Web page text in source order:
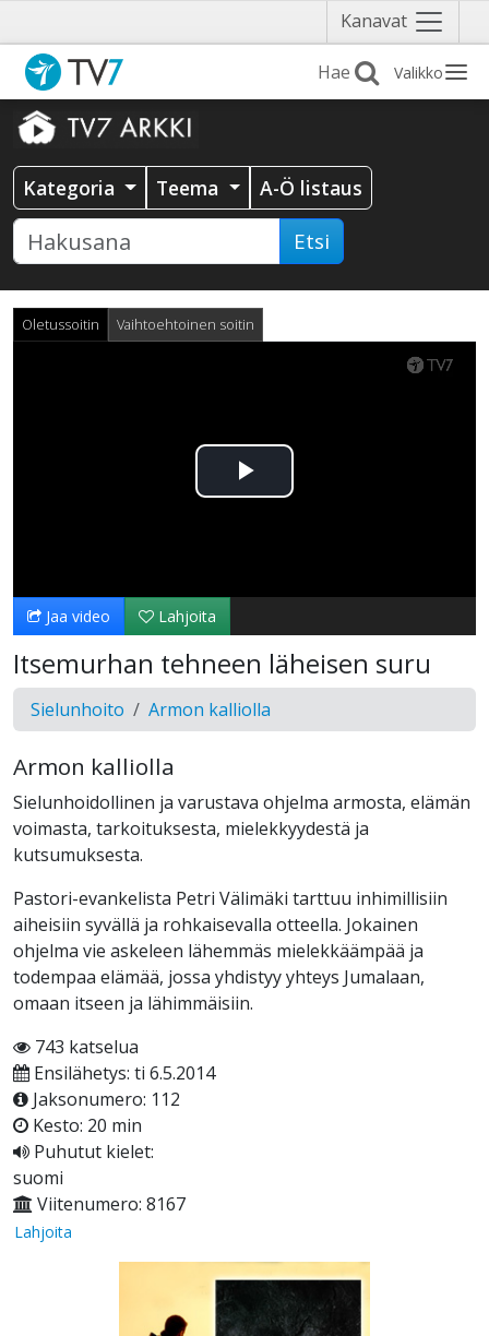
Kanavat Näytä
valikko
Valikko
Kategoria Teema A-Ö listaus
Etsi
Oletussoitin Vaihtoehtoinen soitin
Toista
Jaa video Lahjoita
Itsemurhan tehneen läheisen suru
Sielunhoito Armon kalliolla
Armon kalliolla
Sielunhoidollinen ja varustava ohjelma armosta, elämän
voimasta, tarkoituksesta, mielekkyydestä ja
kutsumuksesta.
Pastori-evankelista Petri Välimäki tarttuu inhimillisiin
aiheisiin syvällä ja rohkaisevalla otteella. Jokainen
ohjelma vie askeleen lähemmäs mielekkäämpää ja
todempaa elämää, jossa yhdistyy yhteys Jumalaan,
omaan itseen ja lähimmäisiin.
743 katselua
Ensilähetys: ti 6.5.2014
Jaksonumero: 112
Kesto: 20 min
Puhutut kielet:
suomi
Viitenumero: 8167
Lahjoita